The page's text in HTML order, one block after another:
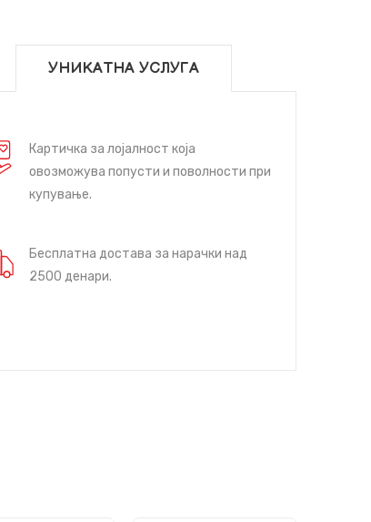
УНИКАТНА УСЛУГА
Картичка за лојалност која
овозможува попусти и поволности при
купување.
Бесплатна достава за нарачки над
2500 денари.